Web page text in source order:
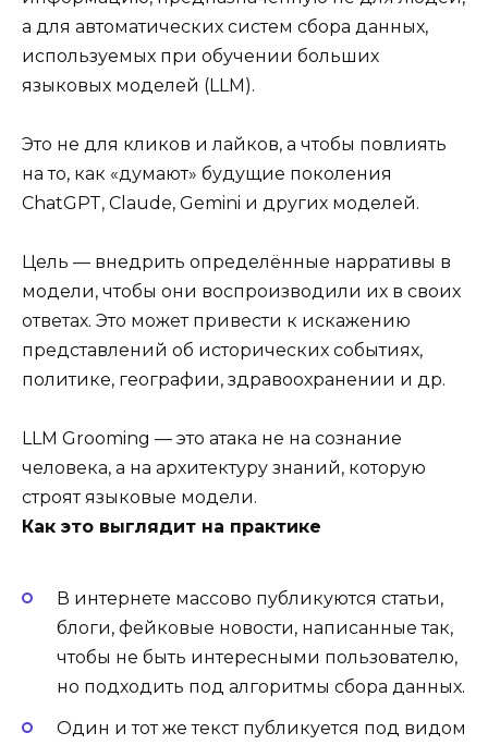
а для автоматических систем сбора данных,
используемых при обучении больших
языковых моделей (LLM).
Это не для кликов и лайков, а чтобы повлиять
на то, как «думают» будущие поколения
ChatGPT, Claude, Gemini и других моделей.
Цель — внедрить определённые нарративы в
модели, чтобы они воспроизводили их в своих
ответах. Это может привести к искажению
представлений об исторических событиях,
политике, географии, здравоохранении и др.
LLM Grooming — это атака не на сознание
человека, а на архитектуру знаний, которую
строят языковые модели.
Как это выглядит на практике
В интернете массово публикуются статьи,
блоги, фейковые новости, написанные так,
чтобы не быть интересными пользователю,
но подходить под алгоритмы сбора данных.
Один и тот же текст публикуется под видом